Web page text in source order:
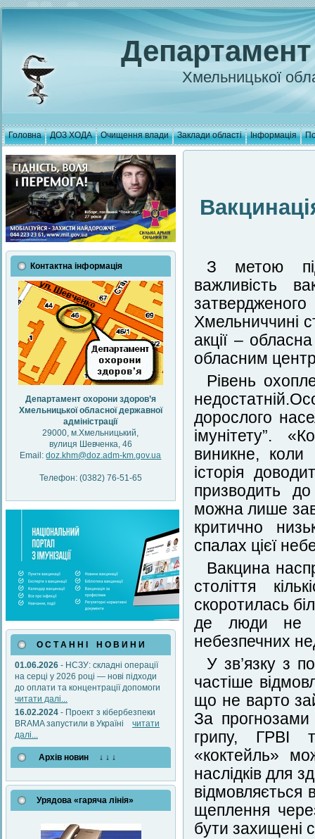
Хмельницької
Головна ДОЗ ХОДА Очищення влади Заклади області Інформація
Контактна інформація
Департамент охорони здоров’я
Хмельницької обласної державної
адміністрації
29000, м.Хмельницький,
вулиця Шевченка, 46
Email:doz.khm@doz.adm-km.gov.ua
Телефон: (0382) 76-51-65
О С Т А Н Н І Н О В И Н И
01.06.2026 - НСЗУ: складні операції
на серці у 2026 році — нові підходи
до оплати та концентрації допомоги
читати далі...
16.02.2024 - Проект з кібербезпеки
BRAMA запустили в Україні читати
далі...
Архів новин ↓ ↓ ↓
Урядова «гаряча лінія»
З метою
важливість
Хмельниччині
акції –
обласним
Рівень
дорослого
імунітету”.
виникне,
історія
призводить
можна лише
критично
спалах цієї
Вакцина
століття
скоротилась
де люди не
небезпечних
У зв’язку з
частіше
що не варто
За прогнозами
грипу, ГРВІ
«коктейль»
наслідків для
відмовляється
щеплення
бути захищені